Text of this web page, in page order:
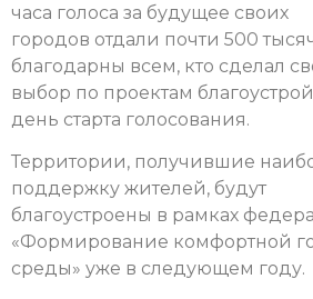
часа голоса за будущее своих
городов отдали почти 500
благодарны всем, кто сделал
выбор по проектам
день старта голосования.
Территории, получившие
поддержку жителей, будут
благоустроены в рамках
«Формирование комфортной
среды» уже в следующем году.